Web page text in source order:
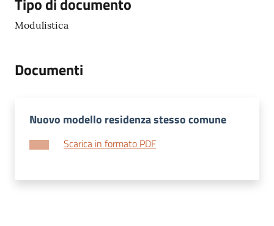
Seguici
su
Modulistica
Documenti
Nuovo modello residenza stesso comune
Scarica in formato PDF